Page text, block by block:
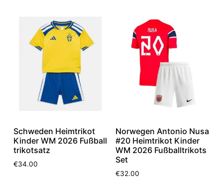
Schweden Heimtrikot
Kinder WM 2026 Fußball
trikotsatz
€34.00
Norwegen Antonio Nusa
#20 Heimtrikot Kinder
WM 2026 Fußballtrikots
Set
€32.00